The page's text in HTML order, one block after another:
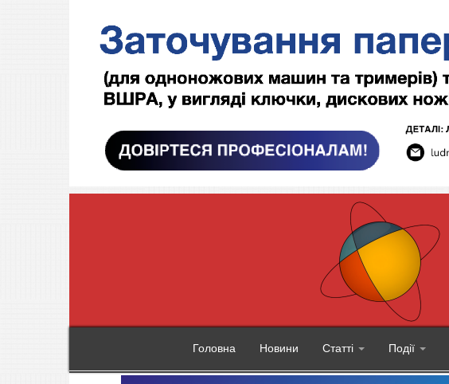
Головна Новини Статті Події